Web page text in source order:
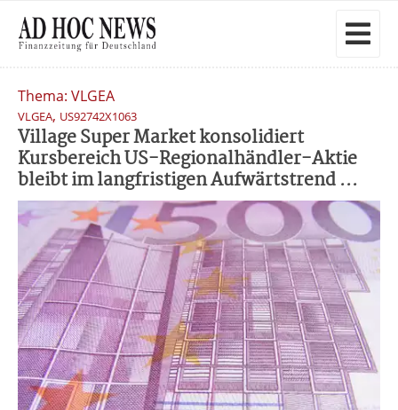
Thema: VLGEA
VLGEA, US92742X1063
Village Super Market konsolidiert
Kursbereich US-Regionalhändler-Aktie
bleibt im langfristigen Aufwärtstrend ...